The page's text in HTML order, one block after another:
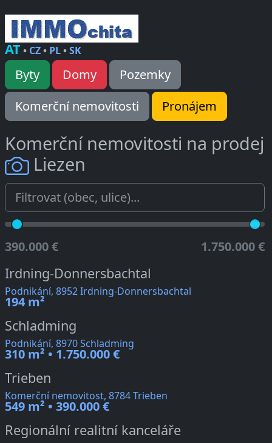
AT• CZ• PL•SK
Byty Domy
Pozemky
Komerční nemovitosti
Pronájem
Komerční nemovitosti na prodej
Liezen
390.000 € 1.750.000 €
Irdning-Donnersbachtal
Podnikání, 8952 Irdning-Donnersbachtal
194 m²
Schladming
Podnikání, 8970 Schladming
310 m² • 1.750.000 €
Trieben
Komerční nemovitost, 8784 Trieben
549 m² • 390.000 €
Regionální realitní kanceláře